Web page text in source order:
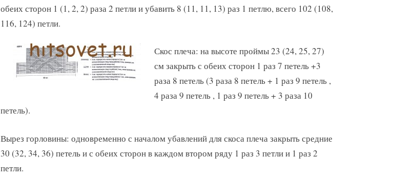
обеих сторон 1 (1, 2, 2) раза 2 петли и убавить 8 (11, 11, 13) раз 1 петлю, всего 102 (108,
116, 124) петли.
Скос плеча: на высоте проймы 23 (24, 25, 27)
см закрыть с обеих сторон 1 раз 7 петель +3
раза 8 петель (3 раза 8 петель + 1 раз 9 петель ,
4 раза 9 петель , 1 раз 9 петель + 3 раза 10
петель).
Вырез горловины: одновременно с началом убавлений для скоса плеча закрыть средние
30 (32, 34, 36) петель и с обеих сторон в каждом втором ряду 1 раз 3 петли и 1 раз 2
петли.